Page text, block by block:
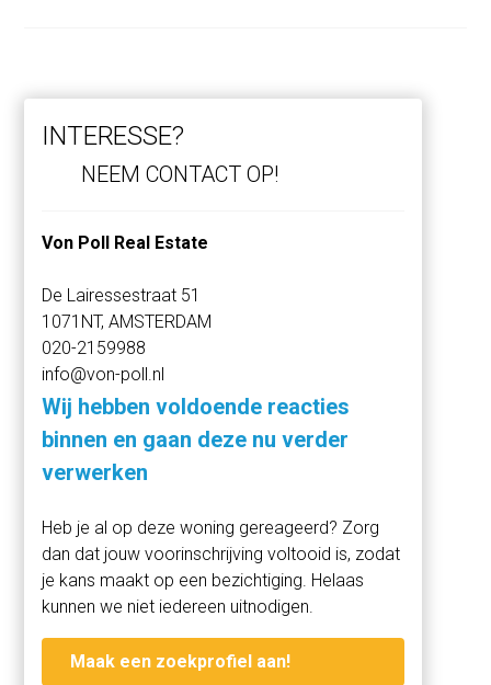
Amsterdam.
Aan het IJ, direct aangrenzend aan de gezellige
Spaarndammerstraat een metamorfose doorgemaakt
qua winkelaanbod en restaurants.
Aan horecagelegenheden is er absoluut geen gebrek.
Denk hierbij aan Baut of de Walvis of blijf aan het water en
eet bij REM eiland of Vessel om de hoek. Daarnaast ligt
de gezellige Jordaan op nog geen 5 minuten fietsen.
locatie zeer goed bereikbaar. Het Centraal Station ligt op
15 minuten fietsen en binnen 5 minuten ben je met de
auto op de ringweg A10-west.
Parkeren doe je heel comfortabel onder het gebouw op
je eigen parkeerplek, welke is voorzien van een laadpaal!
INTERESSE?
NEEM CONTACT OP!
Von Poll Real Estate
De Lairessestraat 51
1071NT, AMSTERDAM
020-2159988
info@von-poll.nl
Wij hebben voldoende reacties
binnen en gaan deze nu verder
verwerken
Heb je al op deze woning gereageerd? Zorg
dan dat jouw voorinschrijving voltooid is, zodat
je kans maakt op een bezichtiging. Helaas
kunnen we niet iedereen uitnodigen.
Maak een zoekprofiel aan!